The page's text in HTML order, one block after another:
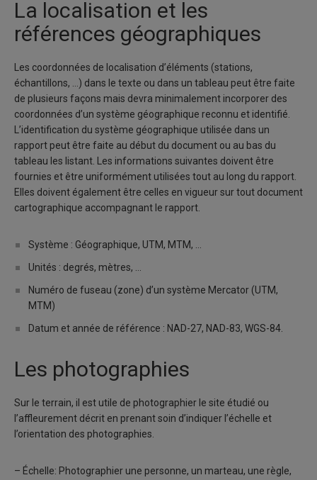
La localisation et les
références géographiques
Les coordonnées de localisation d’éléments (stations,
échantillons, …) dans le texte ou dans un tableau peut être faite
de plusieurs façons mais devra minimalement incorporer des
coordonnées d’un système géographique reconnu et identifié.
L’identification du système géographique utilisée dans un
rapport peut être faite au début du document ou au bas du
tableau les listant. Les informations suivantes doivent être
fournies et être uniformément utilisées tout au long du rapport.
Elles doivent également être celles en vigueur sur tout document
cartographique accompagnant le rapport.
Système : Géographique, UTM, MTM, …
Unités : degrés, mètres, …
Numéro de fuseau (zone) d’un système Mercator (UTM,
MTM)
Datum et année de référence : NAD-27, NAD-83, WGS-84.
Les photographies
Sur le terrain, il est utile de photographier le site étudié ou
l’affleurement décrit en prenant soin d’indiquer l’échelle et
l’orientation des photographies.
– Échelle: Photographier une personne, un marteau, une règle,